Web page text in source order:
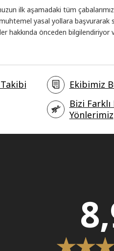
ilk aşamadaki tüm
yasal yollara
hakkında önceden bilgilendiriyor
Ekibimiz
Bizi Farklı
Yönlerimiz